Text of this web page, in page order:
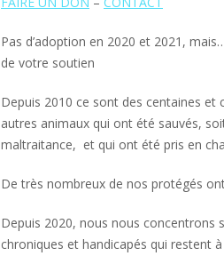
Pas d’adoption en 2020 et 2021,
de votre soutien
Depuis 2010 ce sont des centaines et
autres animaux qui ont été sauvés,
maltraitance, et qui ont été pris en
De très nombreux de nos protégés
Depuis 2020, nous nous concentrons
chroniques et handicapés qui restent